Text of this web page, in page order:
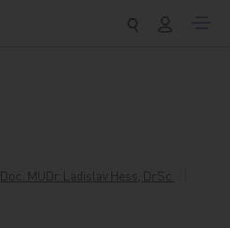
Doc. MUDr. Ladislav Hess, DrSc.